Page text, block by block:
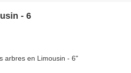
Des arbres en Limousin - 6